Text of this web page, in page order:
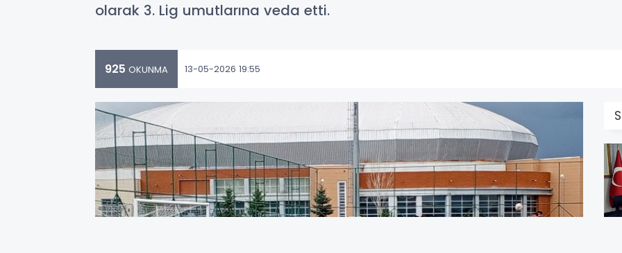
olarak 3. Lig umutlarına veda etti.
925 OKUNMA 13-05-2026 19:55